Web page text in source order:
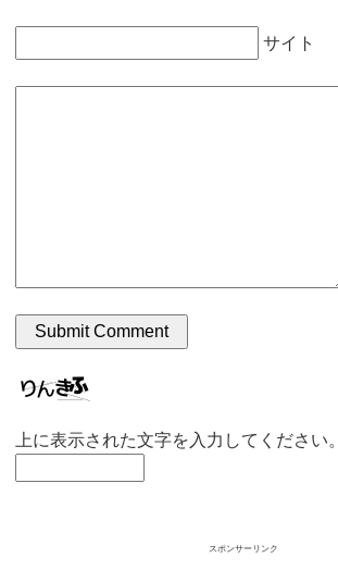
サイト
上に表示された文字を入力してください。
スポンサーリンク